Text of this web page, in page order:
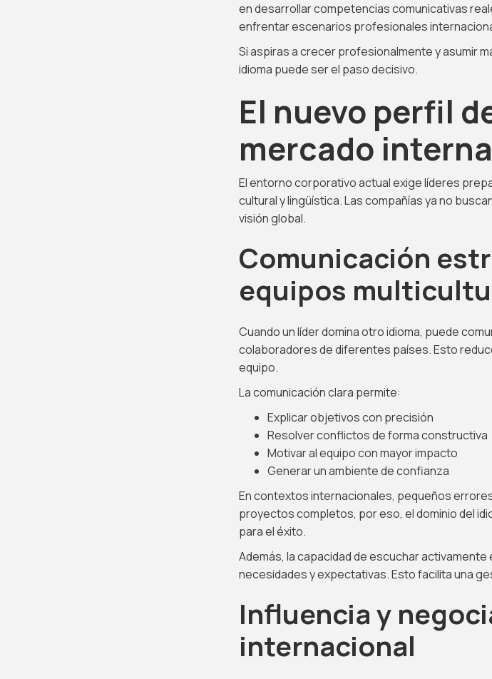
en desarrollar competencias comunicativas
enfrentar escenarios profesionales
Si aspiras a crecer profesionalmente y asumir
idioma puede ser el paso decisivo.
El nuevo perfil
mercado
El entorno corporativo actual exige líderes
cultural y lingüística. Las compañías ya no
visión global.
Comunicación
equipos
Cuando un líder domina otro idioma, puede
colaboradores de diferentes países. Esto
equipo.
La comunicación clara permite:
Explicar objetivos con precisión
Resolver conflictos de forma constructiva
Motivar al equipo con mayor impacto
Generar un ambiente de confianza
En contextos internacionales, pequeños
proyectos completos, por eso, el dominio del
para el éxito.
Además, la capacidad de escuchar
necesidades y expectativas. Esto facilita una
Influencia y
internacional